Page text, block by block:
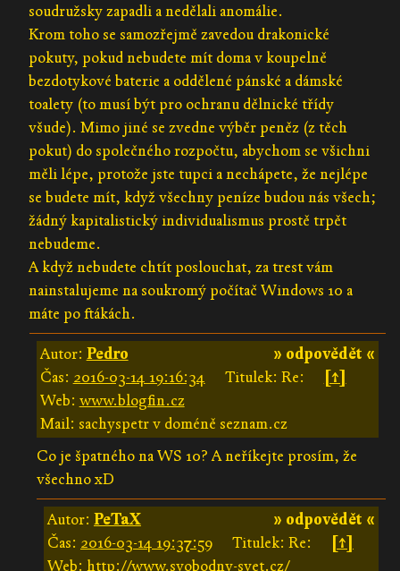
soudružsky zapadli a nedělali anomálie.
Krom toho se samozřejmě zavedou drakonické
pokuty, pokud nebudete mít doma v koupelně
bezdotykové baterie a oddělené pánské a dámské
toalety (to musí být pro ochranu dělnické třídy
všude). Mimo jiné se zvedne výběr peněz (z těch
pokut) do společného rozpočtu, abychom se všichni
měli lépe, protože jste tupci a nechápete, že nejlépe
se budete mít, když všechny peníze budou nás všech;
žádný kapitalistický individualismus prostě trpět
nebudeme.
A když nebudete chtít poslouchat, za trest vám
nainstalujeme na soukromý počítač Windows 10 a
máte po ftákách.
» odpovědět «
Autor: Pedro
Čas: 2016-03-14 19:16:34 Titulek: Re:
[↑]
Web: www.blogfin.cz
Mail: sachyspetr v doméně seznam.cz
Co je špatného na WS 10? A neříkejte prosím, že
všechno xD
» odpovědět «
Autor: PeTaX
Čas: 2016-03-14 19:37:59 Titulek: Re:
[↑]
Web: http://www.svobodny-svet.cz/